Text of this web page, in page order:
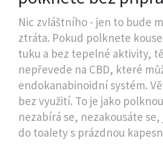
Nic zvláštního - jen to bude
ztráta. Pokud polknete
tuku a bez tepelné aktivity,
nepřevede na CBD, které
endokanabinoidní systém.
bez využití. To je jako
nezabírá se, nezakousáte
do toalety s prázdnou